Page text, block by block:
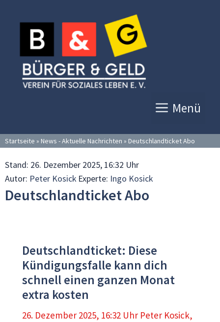
Inhalt
springen
Menü
Startseite » News - Aktuelle Nachrichten » Deutschlandticket Abo
Stand: 26. Dezember 2025, 16:32 Uhr
Autor: Peter Kosick Experte: Ingo Kosick
Deutschlandticket Abo
Deutschlandticket: Diese
Kündigungsfalle kann dich
schnell einen ganzen Monat
extra kosten
26. Dezember 2025, 16:32 Uhr Peter Kosick,